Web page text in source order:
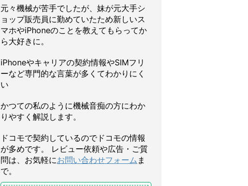
元々機械が苦手でしたが、妹が元大手シ
ョップ販売員に勤めていたため新しいス
マホやiPhoneのことを教えてもらってか
ら大好きに。
iPhoneやキャリアの契約情報やSIMフリ
ーなど専門的な言葉が多くてわかりにく
い
かつての私のように機械音痴の方にわか
りやすく解説します。
ドコモで契約しているのでドコモの情報
が多めです。 レビュー依頼や広告・ご質
問は、お気軽にお問い合わせフォーム ま
で。